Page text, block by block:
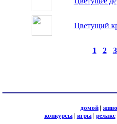
Цветущий
1 2· 3
домой |
конкурсы| игры| релакс